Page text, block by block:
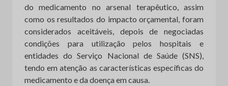
do medicamento no arsenal terapêutico, assim
como os resultados do impacto orçamental, foram
considerados aceitáveis, depois de negociadas
condições para utilização pelos hospitais e
entidades do Serviço Nacional de Saúde (SNS),
tendo em atenção as características específicas do
medicamento e da doença em causa.